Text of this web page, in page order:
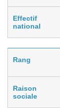
Effectif
national
Rang
Raison
sociale